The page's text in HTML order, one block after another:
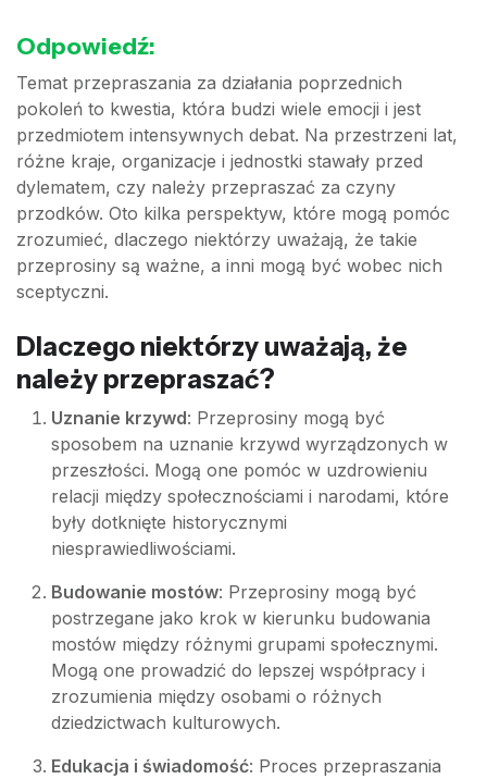
Odpowiedź:
Temat przepraszania za działania poprzednich
pokoleń to kwestia, która budzi wiele emocji i jest
przedmiotem intensywnych debat. Na przestrzeni lat,
różne kraje, organizacje i jednostki stawały przed
dylematem, czy należy przepraszać za czyny
przodków. Oto kilka perspektyw, które mogą pomóc
zrozumieć, dlaczego niektórzy uważają, że takie
przeprosiny są ważne, a inni mogą być wobec nich
sceptyczni.
Dlaczego niektórzy uważają, że
należy przepraszać?
Uznanie krzywd: Przeprosiny mogą być
sposobem na uznanie krzywd wyrządzonych w
przeszłości. Mogą one pomóc w uzdrowieniu
relacji między społecznościami i narodami, które
były dotknięte historycznymi
niesprawiedliwościami.
Budowanie mostów: Przeprosiny mogą być
postrzegane jako krok w kierunku budowania
mostów między różnymi grupami społecznymi.
Mogą one prowadzić do lepszej współpracy i
zrozumienia między osobami o różnych
dziedzictwach kulturowych.
Edukacja i świadomość: Proces przepraszania